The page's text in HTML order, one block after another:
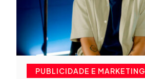
PUBLICIDADE E MARKETING